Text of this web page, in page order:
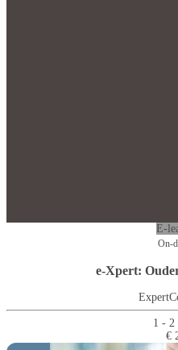
E-
On-
e-Xpert:
1 - 2
€